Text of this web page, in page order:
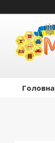
Головна